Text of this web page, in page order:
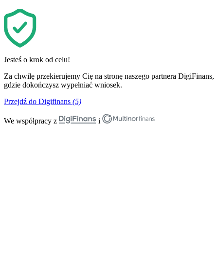
Jesteś o krok od celu!
Za chwilę przekierujemy Cię na stronę naszego partnera DigiFinans,
gdzie dokończysz wypełniać wniosek.
Przejdź do Digifinans (5)
We współpracy z i